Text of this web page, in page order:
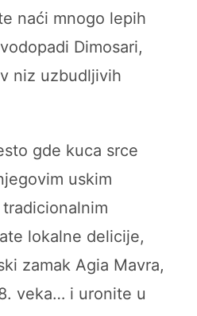
naći mnogo lepih
Dimosari,
niz uzbudljivih
gde kuca srce
uskim
lokalne delicije,
zamak Agia Mavra,
veka… i uronite u